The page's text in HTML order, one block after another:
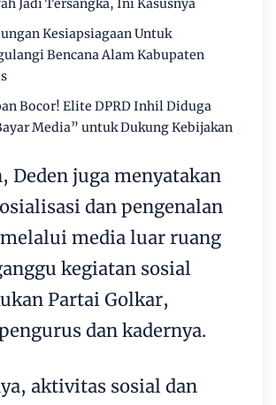
Jadi Tersangka, Ini Kasusnya
Kesiapsiagaan Untuk
Bencana Alam Kabupaten
Bocor! Elite DPRD Inhil Diduga
Media” untuk Dukung Kebijakan
Deden juga menyatakan
dan pengenalan
media luar ruang
kegiatan sosial
Partai Golkar,
dan kadernya.
aktivitas sosial dan